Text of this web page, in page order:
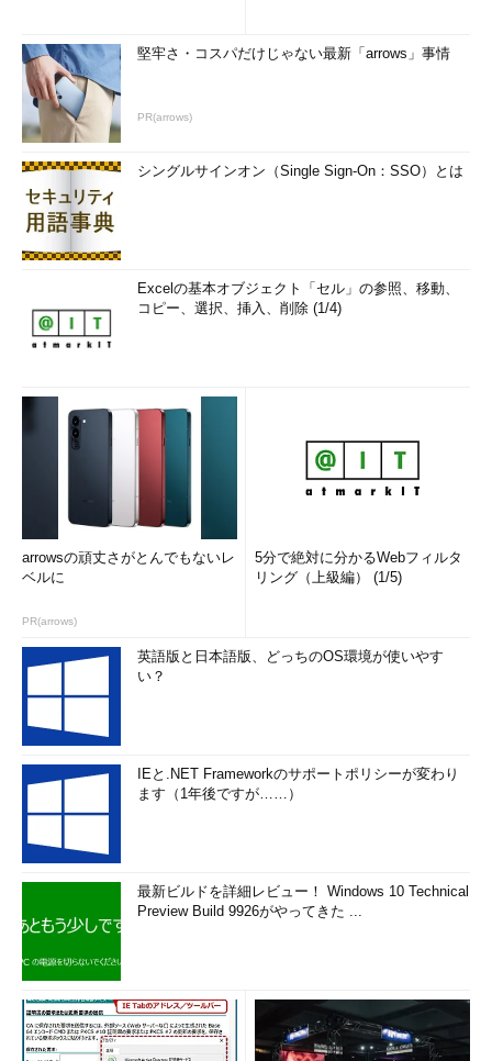
堅牢さ・コスパだけじゃない最新「arrows」事情
PR(arrows)
シングルサインオン（Single Sign-On：SSO）とは
Excelの基本オブジェクト「セル」の参照、移動、
コピー、選択、挿入、削除 (1/4)
arrowsの頑丈さがとんでもないレ
ベルに
PR(arrows)
5分で絶対に分かるWebフィルタ
リング（上級編） (1/5)
英語版と日本語版、どっちのOS環境が使いやす
い？
IEと.NET Frameworkのサポートポリシーが変わり
ます（1年後ですが……）
最新ビルドを詳細レビュー！ Windows 10 Technical
Preview Build 9926がやってきた ...